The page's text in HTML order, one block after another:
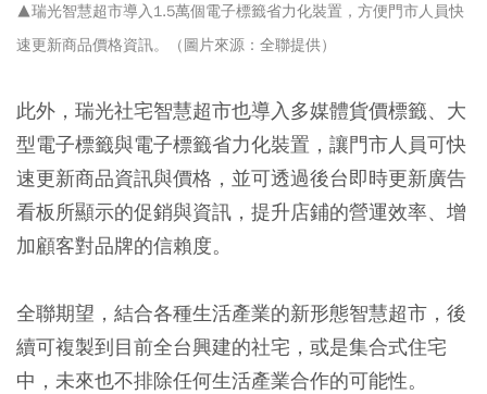
▲瑞光智慧超市導入1.5萬個電子標籤省力化裝置，方便門市人員快
速更新商品價格資訊。（圖片來源：全聯提供）
此外，瑞光社宅智慧超市也導入多媒體貨價標籤、大
型電子標籤與電子標籤省力化裝置，讓門市人員可快
速更新商品資訊與價格，並可透過後台即時更新廣告
看板所顯示的促銷與資訊，提升店鋪的營運效率、增
加顧客對品牌的信賴度。
全聯期望， 結合各種生活產業的新形態智慧超市，後
續可複製到目前全台興建的社宅，或是集合式住宅
中 ，未來也不排除任何生活產業合作的可能性。